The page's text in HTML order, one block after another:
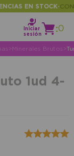
EN STOCK•
Iniciar
sesión
:0
>Minerales Brutos >
1ud 4-